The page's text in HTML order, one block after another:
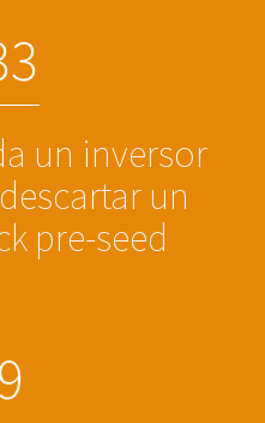
3
un inversor
un
pre-seed
9